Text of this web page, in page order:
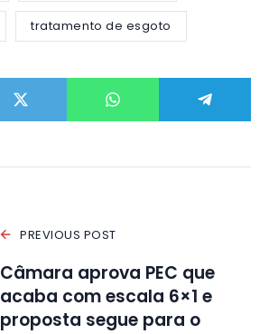
tratamento de esgoto
PREVIOUS POST
Câmara aprova PEC que
acaba com escala 6×1 e
proposta segue para o